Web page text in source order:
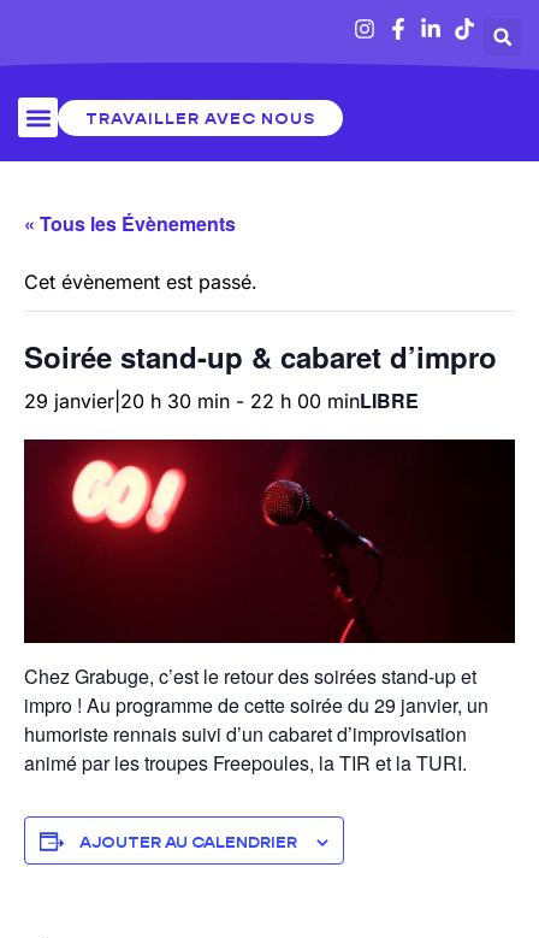
TRAVAILLER AVEC NOUS
« Tous les Évènements
Cet évènement est passé.
Soirée stand-up & cabaret d’impro
29 janvier|20 h 30 min - 22 h 00 minLIBRE
Chez Grabuge, c’est le retour des soirées stand-up et
impro ! Au programme de cette soirée du 29 janvier, un
humoriste rennais suivi d’un cabaret d’improvisation
animé par les troupes Freepoules, la TIR et la TURI.
AJOUTER AU CALENDRIER